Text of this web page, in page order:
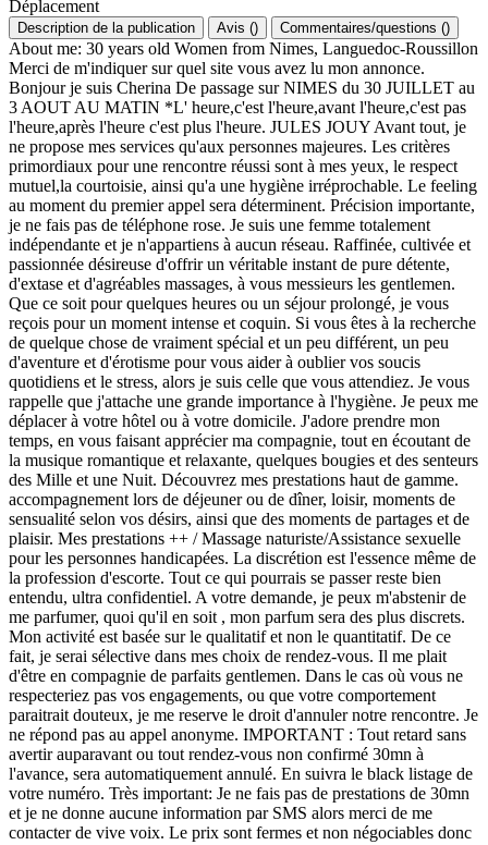
Déplacement
Description de la publication Avis () Commentaires/questions ()
About me: 30 years old Women from Nimes, Languedoc-Roussillon
Merci de m'indiquer sur quel site vous avez lu mon annonce.
Bonjour je suis Cherina De passage sur NIMES du 30 JUILLET au
3 AOUT AU MATIN *L' heure,c'est l'heure,avant l'heure,c'est pas
l'heure,après l'heure c'est plus l'heure. JULES JOUY Avant tout, je
ne propose mes services qu'aux personnes majeures. Les critères
primordiaux pour une rencontre réussi sont à mes yeux, le respect
mutuel,la courtoisie, ainsi qu'a une hygiène irréprochable. Le feeling
au moment du premier appel sera déterminent. Précision importante,
je ne fais pas de téléphone rose. Je suis une femme totalement
indépendante et je n'appartiens à aucun réseau. Raffinée, cultivée et
passionnée désireuse d'offrir un véritable instant de pure détente,
d'extase et d'agréables massages, à vous messieurs les gentlemen.
Que ce soit pour quelques heures ou un séjour prolongé, je vous
reçois pour un moment intense et coquin. Si vous êtes à la recherche
de quelque chose de vraiment spécial et un peu différent, un peu
d'aventure et d'érotisme pour vous aider à oublier vos soucis
quotidiens et le stress, alors je suis celle que vous attendiez. Je vous
rappelle que j'attache une grande importance à l'hygiène. Je peux me
déplacer à votre hôtel ou à votre domicile. J'adore prendre mon
temps, en vous faisant apprécier ma compagnie, tout en écoutant de
la musique romantique et relaxante, quelques bougies et des senteurs
des Mille et une Nuit. Découvrez mes prestations haut de gamme.
accompagnement lors de déjeuner ou de dîner, loisir, moments de
sensualité selon vos désirs, ainsi que des moments de partages et de
plaisir. Mes prestations ++ / Massage naturiste/Assistance sexuelle
pour les personnes handicapées. La discrétion est l'essence même de
la profession d'escorte. Tout ce qui pourrais se passer reste bien
entendu, ultra confidentiel. A votre demande, je peux m'abstenir de
me parfumer, quoi qu'il en soit , mon parfum sera des plus discrets.
Mon activité est basée sur le qualitatif et non le quantitatif. De ce
fait, je serai sélective dans mes choix de rendez-vous. Il me plait
d'être en compagnie de parfaits gentlemen. Dans le cas où vous ne
respecteriez pas vos engagements, ou que votre comportement
paraitrait douteux, je me reserve le droit d'annuler notre rencontre. Je
ne répond pas au appel anonyme. IMPORTANT : Tout retard sans
avertir auparavant ou tout rendez-vous non confirmé 30mn à
l'avance, sera automatiquement annulé. En suivra le black listage de
votre numéro. Très important: Je ne fais pas de prestations de 30mn
et je ne donne aucune information par SMS alors merci de me
contacter de vive voix. Le prix sont fermes et non négociables donc